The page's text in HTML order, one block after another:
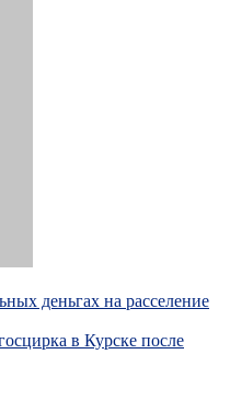
деньгах на расселение
в Курске после